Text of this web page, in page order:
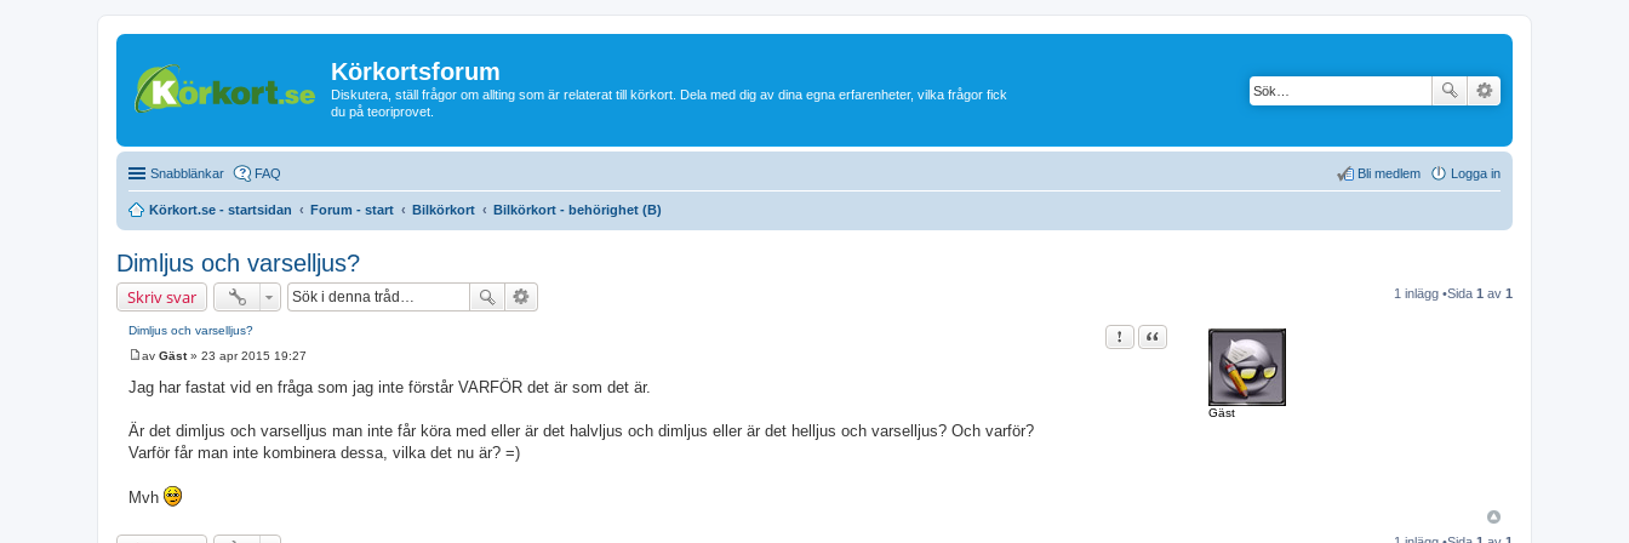
Körkortsforum
Diskutera, ställ frågor om allting som är relaterat till körkort. Dela med dig av dina egna erfarenheter, vilka frågor fick
du på teoriprovet.
Snabblänkar FAQ Logga in
Bli medlem
Körkort.se - startsidan Forum - start Bilkörkort Bilkörkort - behörighet (B)
Dimljus och varselljus?
Skriv svar 1 inlägg •Sida 1 av 1
Gäst
Dimljus och varselljus? Rapportera detta inlägg
Citat
l
av Gäst» 23 apr 2015 19:27
Jag har fastat vid en fråga som jag inte förstår VARFÖR det är som det är.
Är det dimljus och varselljus man inte får köra med eller är det halvljus och dimljus eller är det helljus och varselljus? Och varför?
Varför får man inte kombinera dessa, vilka det nu är? =)
Mvh